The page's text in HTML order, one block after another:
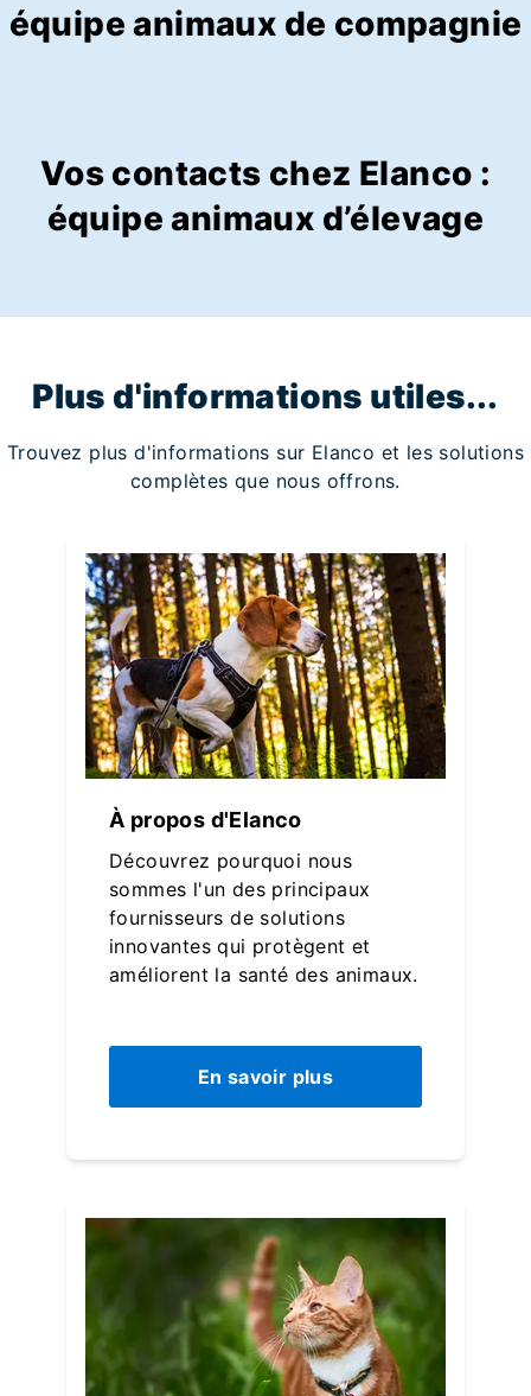
équipe animaux de compagnie
Vos contacts chez Elanco :
équipe animaux d’élevage
Plus d'informations utiles...
Trouvez plus d'informations sur Elanco et les solutions
complètes que nous offrons.
À propos d'Elanco
Découvrez pourquoi nous
sommes l'un des principaux
fournisseurs de solutions
innovantes qui protègent et
améliorent la santé des animaux.
En savoir plus